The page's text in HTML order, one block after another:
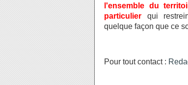
l'ensemble du
particulier qui
quelque façon que ce
Pour tout contact :